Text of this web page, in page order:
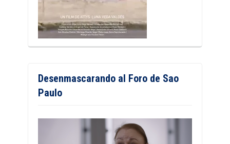
Desenmascarando al Foro de Sao
Paulo